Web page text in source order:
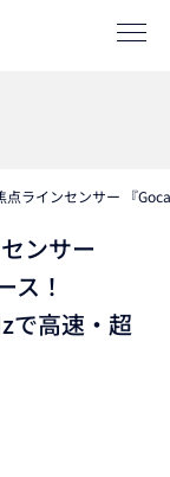
点ラインセンサー 『
ンサー
ス！
で高速・超